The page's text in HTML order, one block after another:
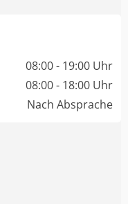
08:00 - 19:00 Uhr
08:00 - 18:00 Uhr
Nach Absprache